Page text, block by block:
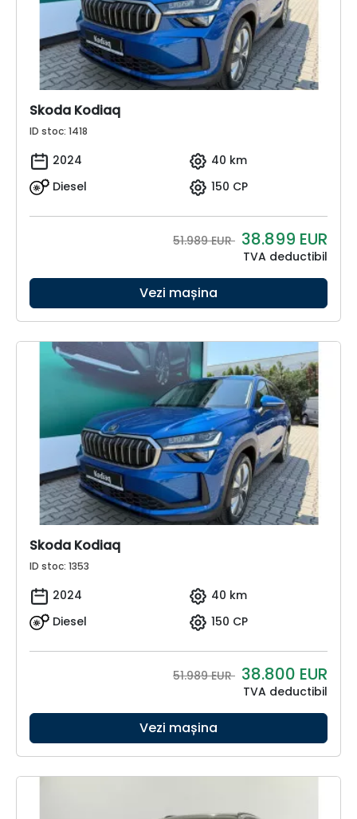
Skoda Kodiaq
ID stoc: 1418
2024
40 km
Diesel
150 CP
51.989 EUR 38.899 EUR
TVA deductibil
Vezi mașina
Skoda Kodiaq
ID stoc: 1353
2024
40 km
Diesel
150 CP
51.989 EUR 38.800 EUR
TVA deductibil
Vezi mașina